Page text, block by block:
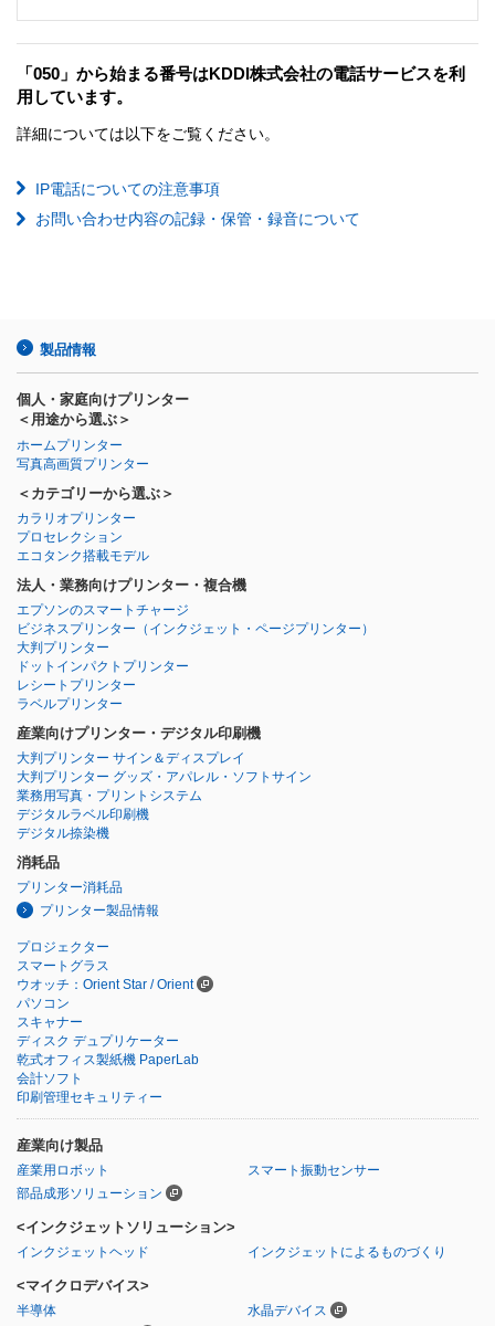
「050」から始まる番号はKDDI株式会社の電話サービスを利
用しています。
詳細については以下をご覧ください。
IP電話についての注意事項
お問い合わせ内容の記録・保管・録音について
製品情報
個人・家庭向けプリンター
＜用途から選ぶ＞
ホームプリンター
写真高画質プリンター
＜カテゴリーから選ぶ＞
カラリオプリンター
プロセレクション
エコタンク搭載モデル
法人・業務向けプリンター・複合機
エプソンのスマートチャージ
ビジネスプリンター （インクジェット・ページプリンター）
大判プリンター
ドットインパクトプリンター
レシートプリンター
ラベルプリンター
産業向けプリンター・デジタル印刷機
大判プリンター サイン＆ディスプレイ
大判プリンター グッズ・アパレル・ソフトサイン
業務用写真・プリントシステム
デジタルラベル印刷機
デジタル捺染機
消耗品
プリンター消耗品
プリンター製品情報
プロジェクター
スマートグラス
ウオッチ：Orient Star / Orient
パソコン
スキャナー
ディスク デュプリケーター
乾式オフィス製紙機 PaperLab
会計ソフト
印刷管理セキュリティー
産業向け製品
産業用ロボット
スマート振動センサー
部品成形ソリューション
<インクジェットソリューション>
インクジェットヘッド インクジェットによるものづくり
<マイクロデバイス>
半導体 水晶デバイス